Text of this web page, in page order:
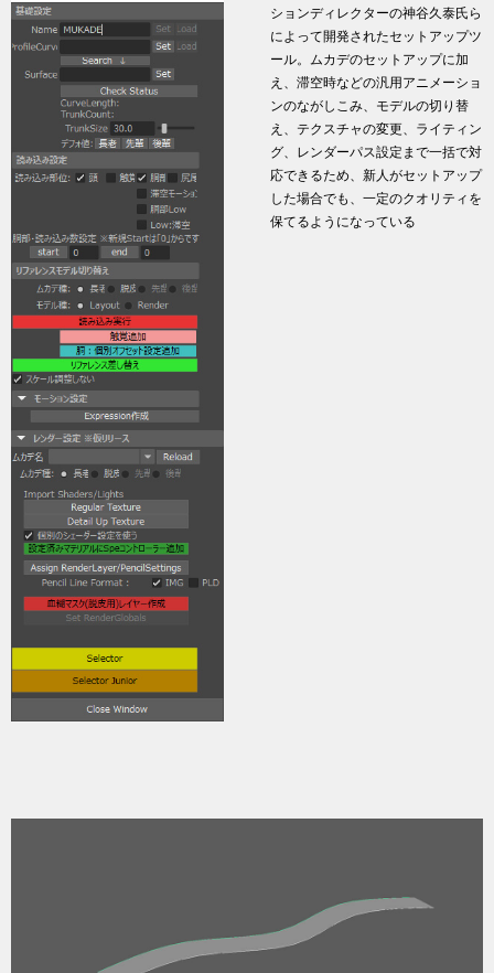
ションディレクターの神谷久泰氏ら
によって開発されたセットアップツ
ール。ムカデのセットアップに加
え、滞空時などの汎用アニメーショ
ンのながしこみ、モデルの切り替
え、テクスチャの変更、ライティン
グ、レンダーパス設定まで一括で対
応できるため、新人がセットアップ
した場合でも、一定のクオリティを
保てるようになっている